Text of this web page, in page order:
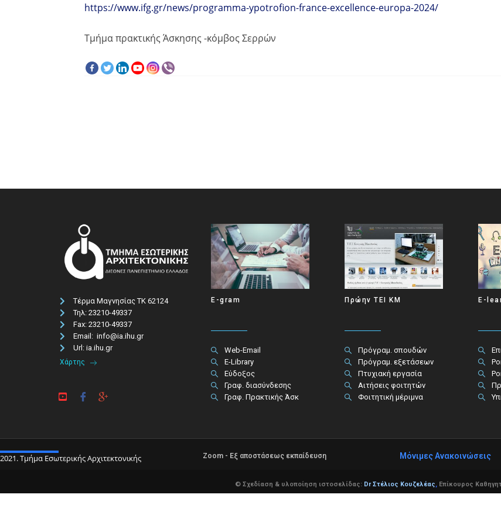
https://www.ifg.gr/news/programma-ypotrofion-france-excellence-europa-2024/
Τμήμα πρακτικής Άσκησης -κόμβος Σερρών
Τέρμα Μαγνησίας ΤΚ 62124
Τηλ: 23210-49337​
Fax: 23210-49337
Email: info@ia.ihu.gr
Url: ia.ihu.gr
Χάρτης
E-gram
Web-Email
E-Library
Εύδοξος
Γραφ. διασύνδεσης
Γραφ. Πρακτικής Άσκ
Πρώην ΤΕΙ ΚΜ
Πρόγραμ. σπουδών
Πρόγραμ. εξετάσεων
Πτυχιακή εργασία
Αιτήσεις φοιτητών
Φοιτητική μέριμνα
E-
2021. Τμήμα Εσωτερικής Αρχιτεκτονικής Zoom - Εξ αποστάσεως εκπαίδευση Μόνιμες Ανακοινώσεις
© Σχεδίαση & υλοποίηση ιστοσελίδας: Dr Στέλιος Κουζελέας Επίκουρος